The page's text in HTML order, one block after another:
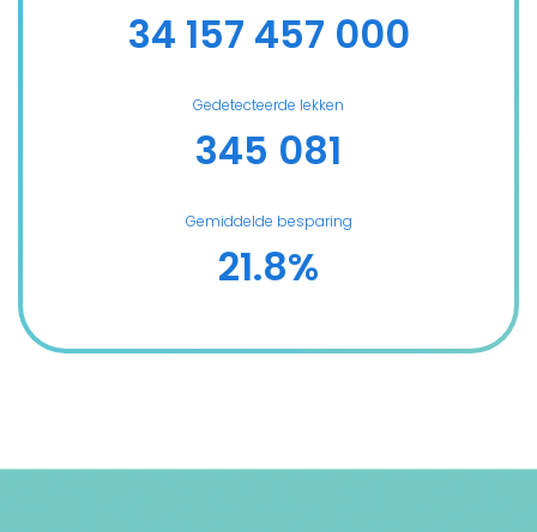
34 157 457 000
Gedetecteerde lekken
345 081
Gemiddelde besparing
21.8%